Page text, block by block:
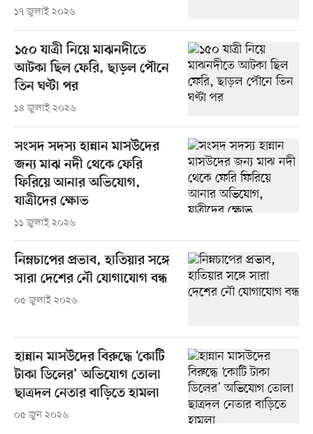
১৭ জুলাই ২০২৬
১৫০ যাত্রী নিয়ে মাঝনদীতে
আটকা ছিল ফেরি, ছাড়ল পৌনে
তিন ঘণ্টা পর
১৪ জুলাই ২০২৬
সংসদ সদস্য হান্নান মাসউদের
জন্য মাঝ নদী থেকে ফেরি
ফিরিয়ে আনার অভিযোগ,
যাত্রীদের ক্ষোভ
১১ জুলাই ২০২৬
নিম্নচাপের প্রভাব, হাতিয়ার সঙ্গে
সারা দেশের নৌ যোগাযোগ বন্ধ
০৫ জুলাই ২০২৬
হান্নান মাসউদের বিরুদ্ধে ‘কোটি
টাকা ডিলের’ অভিযোগ তোলা
ছাত্রদল নেতার বাড়িতে হামলা
০৫ জুন ২০২৬